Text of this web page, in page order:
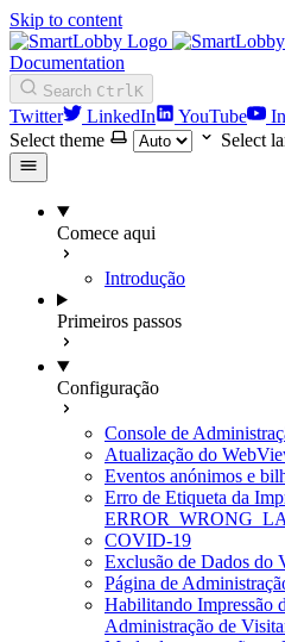
Skip to content
Documentation
Search CtrlK
Twitter LinkedIn YouTube
Select theme
Select
Comece aqui
Introdução
Primeiros passos
Configuração
Console de
Atualização do
Eventos anónimos e
Erro de Etiqueta da
COVID-19
Exclusão de Dados do
Página de
Habilitando Impressão
Administração de